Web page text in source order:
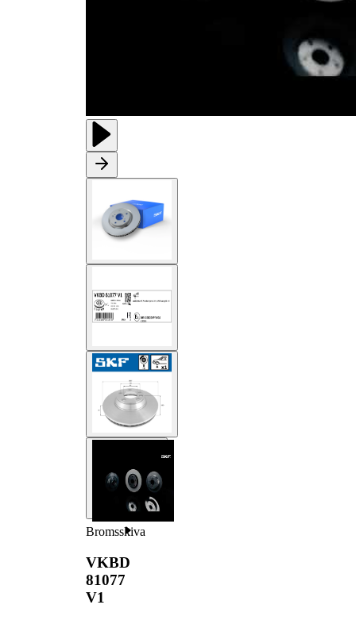
Bromsskiva
VKBD
81077
V1